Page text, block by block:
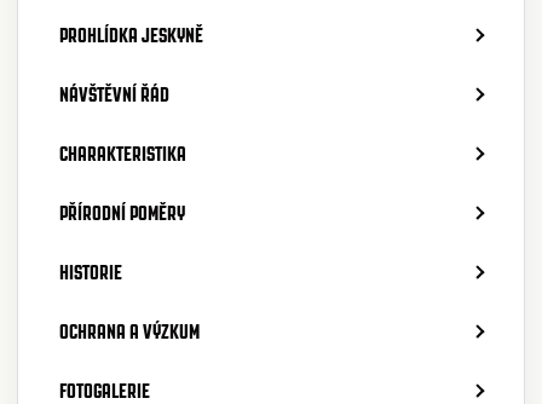
PROHLÍDKA JESKYNĚ
NÁVŠTĚVNÍ ŘÁD
CHARAKTERISTIKA
PŘÍRODNÍ POMĚRY
HISTORIE
OCHRANA A VÝZKUM
FOTOGALERIE